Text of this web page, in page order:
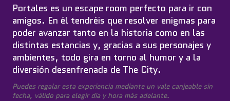
Portales es un escape room perfecto para ir con
amigos. En él tendréis que resolver enigmas para
poder avanzar tanto en la historia como en las
distintas estancias y, gracias a sus personajes y
ambientes, todo gira en torno al humor y a la
diversión desenfrenada de The City.
Puedes regalar esta experiencia mediante un vale canjeable sin
fecha, válido para elegir día y hora más adelante.